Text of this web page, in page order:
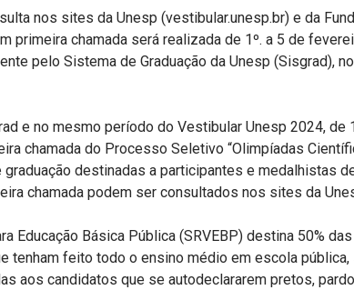
nos sites da Unesp (vestibular.unesp.br) e da
primeira chamada será realizada de 1º. a 5 de
pelo Sistema de Graduação da Unesp (Sisgrad),
e no mesmo período do Vestibular Unesp 2024, de
chamada do Processo Seletivo “Olimpíadas
destinadas a participantes e medalhistas
chamada podem ser consultados nos sites da
Educação Básica Pública (SRVEBP) destina 50%
tenham feito todo o ensino médio em escola
aos candidatos que se autodeclararem pretos,